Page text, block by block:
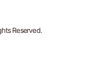
Reserved.